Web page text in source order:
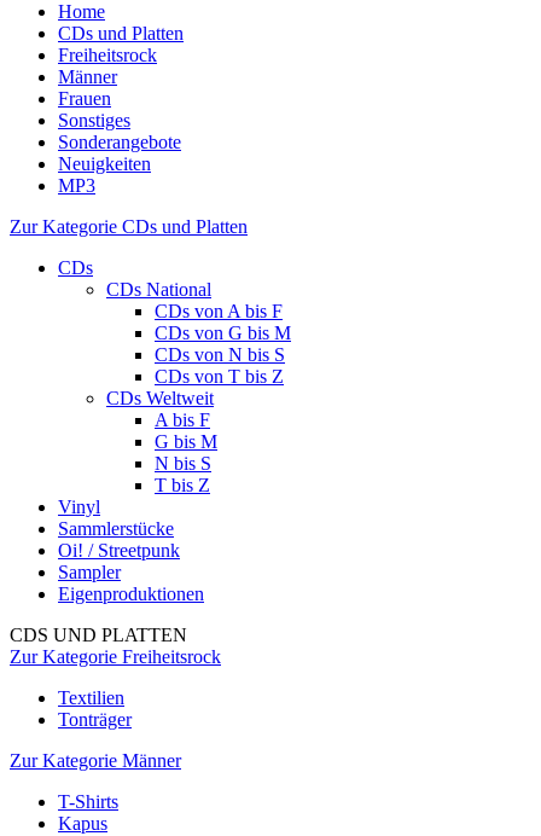
Home
CDs und Platten
Freiheitsrock
Männer
Frauen
Sonstiges
Sonderangebote
Neuigkeiten
MP3
Zur Kategorie CDs und Platten
CDs
CDs National
CDs von A bis F
CDs von G bis M
CDs von N bis S
CDs von T bis Z
CDs Weltweit
A bis F
G bis M
N bis S
T bis Z
Vinyl
Sammlerstücke
Oi! / Streetpunk
Sampler
Eigenproduktionen
CDS UND PLATTEN
Zur Kategorie Freiheitsrock
Textilien
Tonträger
Zur Kategorie Männer
T-Shirts
Kapus